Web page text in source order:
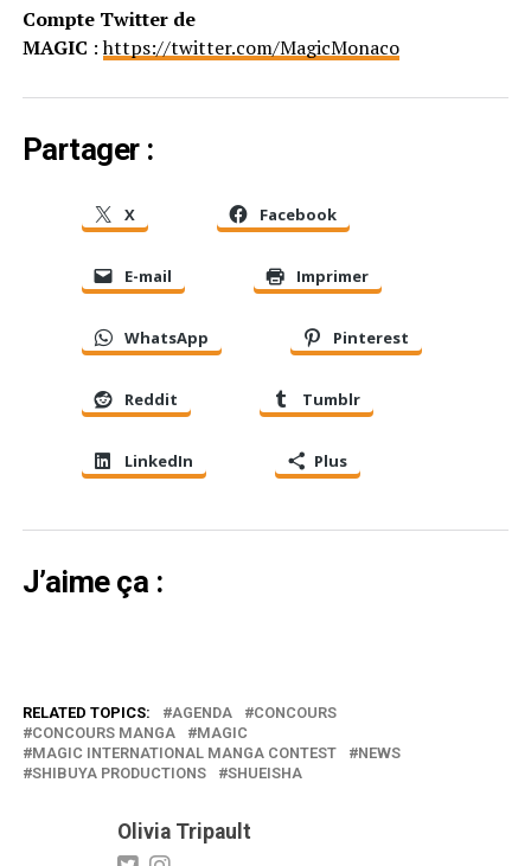
Compte Twitter de
MAGIC :https://twitter.com/MagicMonaco
Partager :
X Facebook
E-mail Imprimer
WhatsApp Pinterest
Reddit Tumblr
LinkedIn Plus
J’aime ça :
RELATED TOPICS: AGENDA
CONCOURS
CONCOURS MANGA
MAGIC
MAGIC INTERNATIONAL MANGA CONTEST
NEWS
SHIBUYA PRODUCTIONS
SHUEISHA
Olivia Tripault